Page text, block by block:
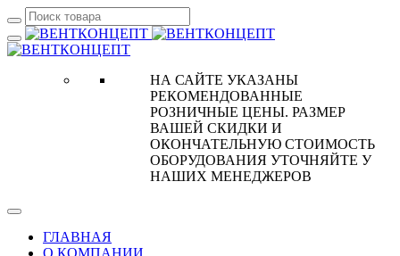
НА САЙТЕ УКАЗАНЫ
РЕКОМЕНДОВАННЫЕ
РОЗНИЧНЫЕ ЦЕНЫ. РАЗМЕР
ВАШЕЙ СКИДКИ И
ОКОНЧАТЕЛЬНУЮ СТОИМОСТЬ
ОБОРУДОВАНИЯ УТОЧНЯЙТЕ У
НАШИХ МЕНЕДЖЕРОВ
ГЛАВНАЯ
О КОМПАНИИ